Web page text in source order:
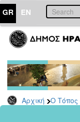
GR EN
Αρχική Ο
ΤΟΠΟΣ
ΜΑΣ
Αρχείο
2026